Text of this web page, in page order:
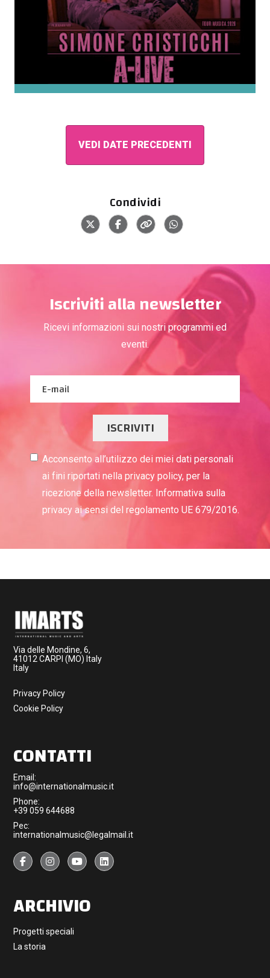
VEDI DATE PRECEDENTI
Condividi
Iscriviti alla newsletter
Ricevi informazioni sui nostri programmi ed
eventi.
ISCRIVITI
Acconsento all’utilizzo dei miei dati personali
ai fini riportati nella privacy policy, per la
ricezione della newsletter. Informativa sulla
privacy ai sensi del regolamento UE 679/2016.
Via delle Mondine, 6,
41012 CARPI (MO) Italy
Italy
Privacy Policy
Cookie Policy
CONTATTI
Email:
info@internationalmusic.it
Phone:
+39 059 644688
Pec:
internationalmusic@legalmail.it
ARCHIVIO
Progetti speciali
La storia